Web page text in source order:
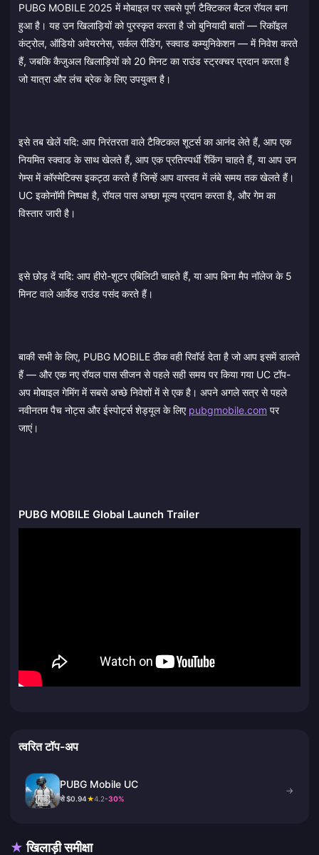
PUBG MOBILE 2025 में मोबाइल पर सबसे पूर्ण टैक्टिकल बैटल रॉयल बना
हुआ है। यह उन खिलाड़ियों को पुरस्कृत करता है जो बुनियादी बातों — रिकॉइल
कंट्रोल, ऑडियो अवेयरनेस, सर्कल रीडिंग, स्क्वाड कम्युनिकेशन — में निवेश करते
हैं, जबकि कैजुअल खिलाड़ियों को 20 मिनट का राउंड स्ट्रक्चर प्रदान करता है
जो यात्रा और लंच ब्रेक के लिए उपयुक्त है।
इसे तब खेलें यदि: आप निरंतरता वाले टैक्टिकल शूटर्स का आनंद लेते हैं, आप एक
नियमित स्क्वाड के साथ खेलते हैं, आप एक प्रतिस्पर्धी रैंकिंग चाहते हैं, या आप उन
गेम्स में कॉस्मेटिक्स इकट्ठा करते हैं जिन्हें आप वास्तव में लंबे समय तक खेलते हैं।
UC इकोनॉमी निष्पक्ष है, रॉयल पास अच्छा मूल्य प्रदान करता है, और गेम का
विस्तार जारी है।
इसे छोड़ दें यदि: आप हीरो-शूटर एबिलिटी चाहते हैं, या आप बिना मैप नॉलेज के 5
मिनट वाले आर्केड राउंड पसंद करते हैं।
बाकी सभी के लिए, PUBG MOBILE ठीक वही रिवॉर्ड देता है जो आप इसमें डालते
हैं — और एक नए रॉयल पास सीजन से पहले सही समय पर किया गया UC टॉप-
अप मोबाइल गेमिंग में सबसे अच्छे निवेशों में से एक है। अपने अगले सत्र से पहले
नवीनतम पैच नोट्स और ईस्पोर्ट्स शेड्यूल के लिए pubgmobile.com पर
जाएं।
PUBG MOBILE Global Launch Trailer
त्वरित टॉप-अप
PUBG Mobile UC
से $0.94★4.2-30%
→
★ खिलाड़ी समीक्षा